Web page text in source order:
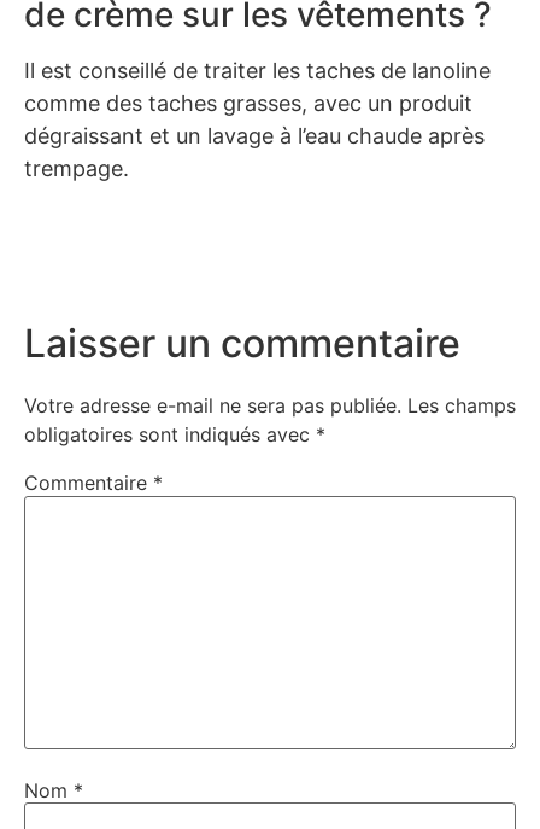
de crème sur les vêtements ?
Il est conseillé de traiter les taches de lanoline
comme des taches grasses, avec un produit
dégraissant et un lavage à l’eau chaude après
trempage.
Laisser un commentaire
Votre adresse e-mail ne sera pas publiée. Les champs
obligatoires sont indiqués avec *
Commentaire *
Nom *